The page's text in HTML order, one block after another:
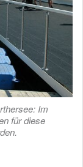
Im
für diese